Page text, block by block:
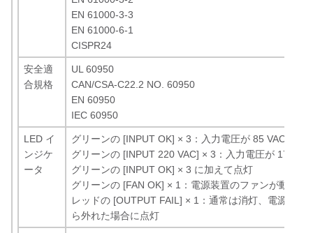
EN 61000-3-3
EN 61000-6-1
CISPR24
安全適
合規格
UL 60950
CAN/CSA-C22.2 NO. 60950
EN 60950
IEC 60950
LED イ
ンジケ
ータ
グリーンの [INPUT OK] × 3：入力電圧が 85 VAC 以上
グリーンの [INPUT 220 VAC] × 3：入力電圧が 170
グリーンの [INPUT OK] × 3 に加えて点灯
グリーンの [FAN OK] × 1：電源装置のファンが動作中
レッドの [OUTPUT FAIL] × 1：通常は消灯、電源装置
ら外れた場合に点灯